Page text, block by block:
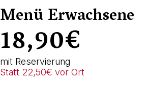
Menü Erwachsene
18,90€
mit Reservierung
Statt 22,50€ vor Ort